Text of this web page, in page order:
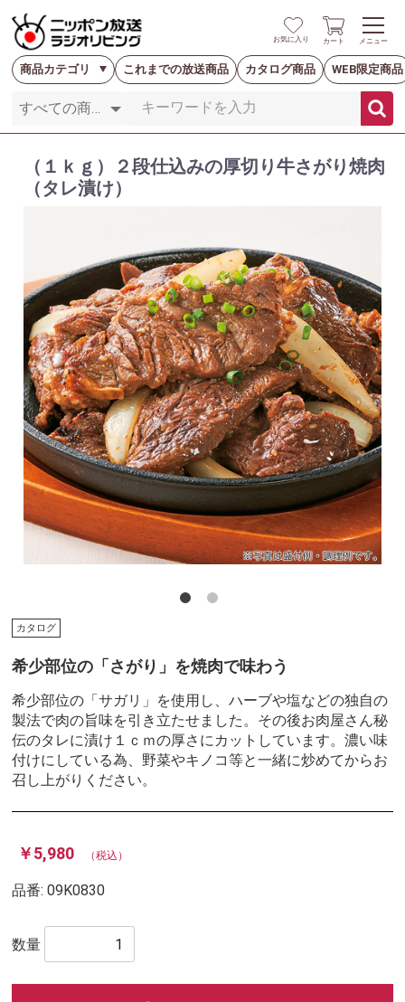
お気に入り カート メニュー
商品カテゴリ これまでの放送商品 カタログ商品 WEB限定商品
（１ｋｇ）２段仕込みの厚切り牛さがり焼肉
（タレ漬け）
カタログ
希少部位の「さがり」を焼肉で味わう
希少部位の「サガリ」を使用し、ハーブや塩などの独自の
製法で肉の旨味を引き立たせました。その後お肉屋さん秘
伝のタレに漬け１ｃｍの厚さにカットしています。濃い味
付けにしている為、野菜やキノコ等と一緒に炒めてからお
召し上がりください。
￥5,980 （税込）
品番:09K0830
数量